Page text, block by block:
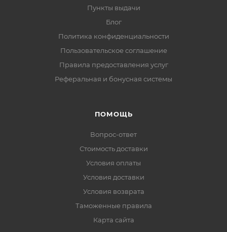
Пункты выдачи
Блог
Политика конфиденциальности
Пользовательское соглашение
Правила предоставления услуг
Реферальная и бонусная системы
ПОМОЩЬ
Вопрос-ответ
Стоимость доставки
Условия оплаты
Условия доставки
Условия возврата
Таможенные правила
Карта сайта